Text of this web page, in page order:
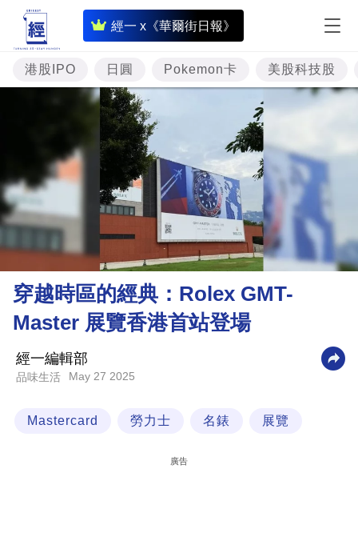
經一 x《華爾街日報》
即
時
財
經
專
題
投
資
市
理
財
商
科
港股IPO 日圓 Pokemon卡 美股科技股
穿越時區的經典：Rolex GMT-
Master 展覽香港首站登場
經一編輯部
品味生活 May 27 2025
Mastercard 勞力士 名錶 展覽
廣告